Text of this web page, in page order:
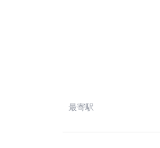
最寄駅